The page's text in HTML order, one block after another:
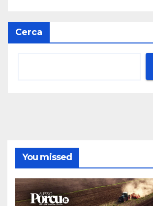
Cerca
You missed